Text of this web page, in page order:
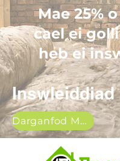
Mae 25%
cael ei
heb ei
Inswleiddiad
Darganfod Mwy